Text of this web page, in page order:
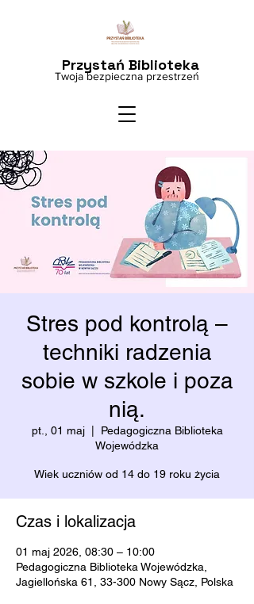
Twoja bezpieczna przestrzeń
Przystań Biblioteka
Stres pod kontrolą –
techniki radzenia
sobie w szkole i poza
nią.
pt., 01 maj
  |
Pedagogiczna Biblioteka
Wojewódzka
Wiek uczniów od 14 do 19 roku życia
Czas i lokalizacja
01 maj 2026, 08:30 – 10:00
Pedagogiczna Biblioteka Wojewódzka,
Jagiellońska 61, 33-300 Nowy Sącz, Polska